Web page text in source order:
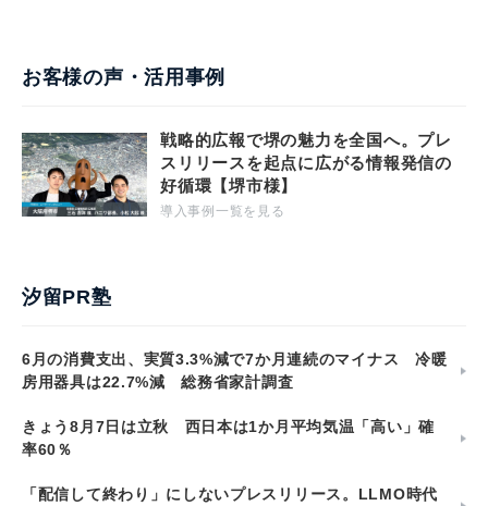
お客様の声・活用事例
戦略的広報で堺の魅力を全国へ。プレ
スリリースを起点に広がる情報発信の
好循環【堺市様】
導入事例一覧を見る
汐留PR塾
6月の消費支出、実質3.3%減で7か月連続のマイナス 冷暖
房用器具は22.7%減 総務省家計調査
きょう8月7日は立秋 西日本は1か月平均気温「高い」確
率60％
「配信して終わり」にしないプレスリリース。LLMO時代